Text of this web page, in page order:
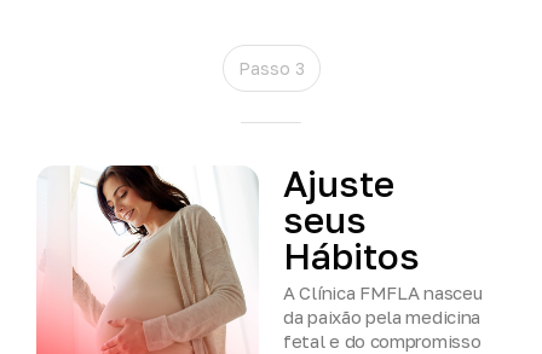
Passo 3
Ajuste
seus
Hábitos
A Clínica FMFLA nasceu
da paixão pela medicina
fetal e do compromisso